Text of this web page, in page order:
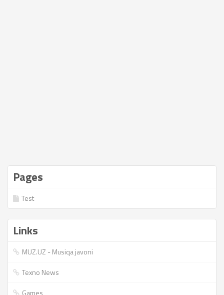
Pages
Test
Links
MUZ.UZ - Musiqa javoni
Texno News
Games